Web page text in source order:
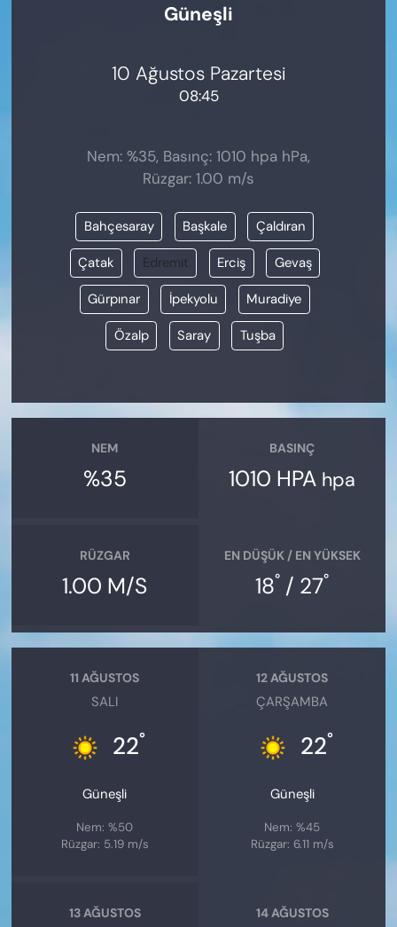
Güneşli
10 Ağustos Pazartesi
08:45
Nem: %35, Basınç: 1010 hpa hPa,
Rüzgar: 1.00 m/s
Bahçesaray Başkale Çaldıran
Çatak Edremit Erciş Gevaş
Gürpınar İpekyolu Muradiye
Özalp Saray Tuşba
NEM
%35
BASINÇ
1010 HPA hpa
RÜZGAR
1.00 M/S
EN DÜŞÜK / EN YÜKSEK
18° / 27°
11 AĞUSTOS
SALI
22°
Güneşli
Nem: %50
Rüzgar: 5.19 m/s
12 AĞUSTOS
ÇARŞAMBA
22°
Güneşli
Nem: %45
Rüzgar: 6.11 m/s
13 AĞUSTOS 14 AĞUSTOS
ÖZEL HABER
SİYASET
VAN VE DİYARBAKIR HABERLERİ